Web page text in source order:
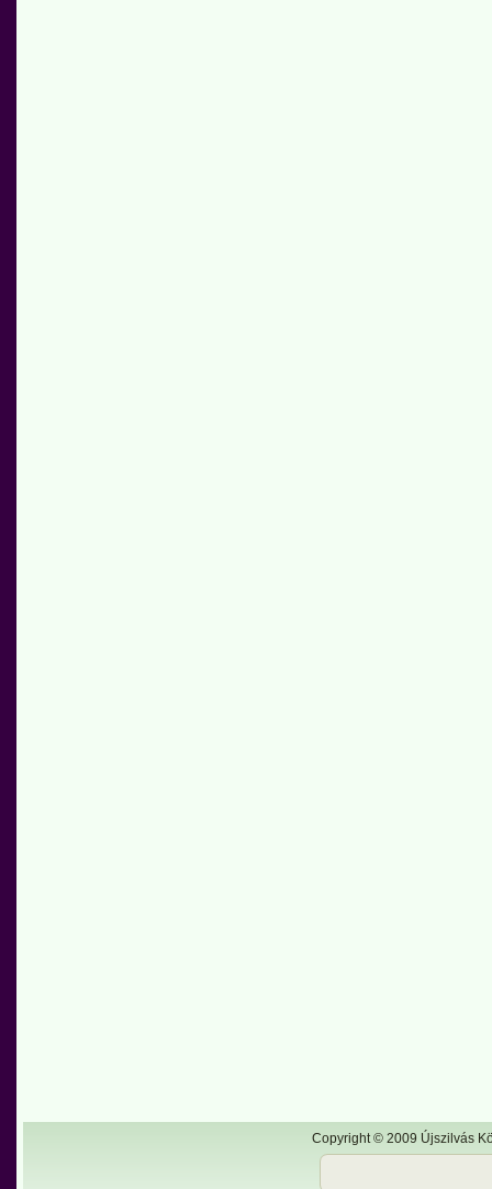
Copyright © 2009 Újszilvás